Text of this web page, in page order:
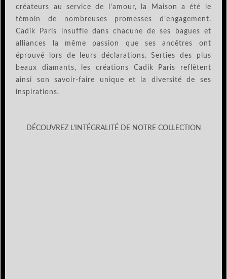
créateurs au service de l’amour, la Maison a été le
témoin de nombreuses promesses d’engagement.
Cadik Paris insuffle dans chacune de ses bagues et
alliances la même passion que ses ancêtres ont
éprouvé lors de leurs déclarations. Serties des plus
beaux diamants, les créations Cadik Paris reflètent
ainsi son savoir-faire unique et la diversité de ses
inspirations.
DÉCOUVREZ L'INTÉGRALITÉ DE NOTRE COLLECTION